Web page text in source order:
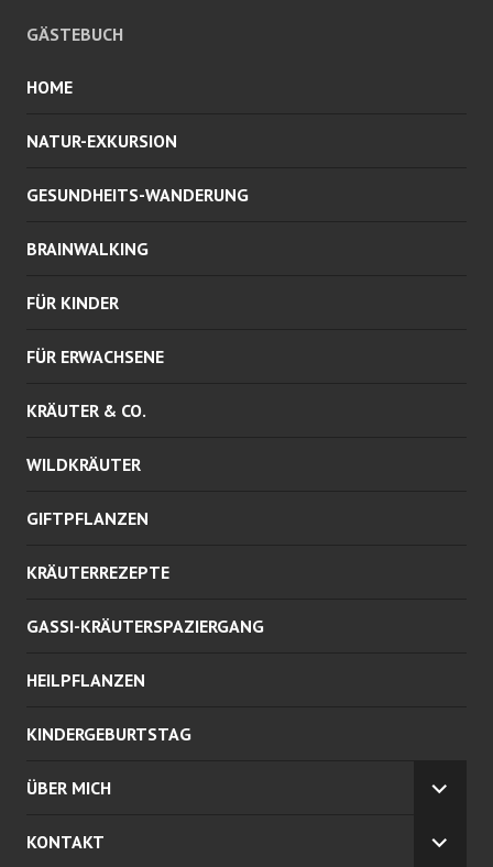
GÄSTEBUCH
HOME
NATUR-EXKURSION
GESUNDHEITS-WANDERUNG
BRAINWALKING
FÜR KINDER
FÜR ERWACHSENE
KRÄUTER & CO.
WILDKRÄUTER
GIFTPFLANZEN
KRÄUTERREZEPTE
GASSI-KRÄUTERSPAZIERGANG
HEILPFLANZEN
KINDERGEBURTSTAG
ÜBER MICH
U
T
KONTAKT
U